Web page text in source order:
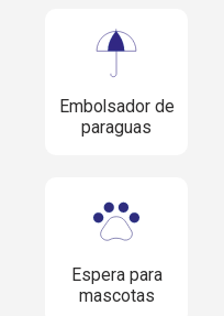
Embolsador de
paraguas
Espera para
mascotas